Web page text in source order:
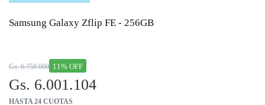
Samsung Galaxy Zflip FE - 256GB
11% OFF
Gs. 6.758.000
Gs. 6.001.104
HASTA 24 CUOTAS